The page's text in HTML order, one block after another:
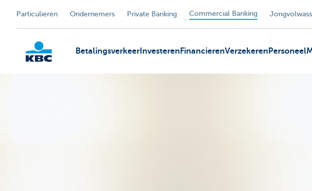
Particulieren Ondernemers Private Banking Commercial Banking
Betalingsverkeer Investeren FinancierenVerzekeren Personeel